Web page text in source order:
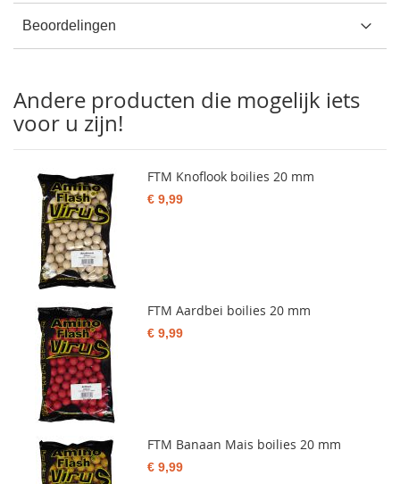
Beoordelingen
Andere producten die mogelijk iets
voor u zijn!
FTM Knoflook boilies 20 mm
€ 9,99
FTM Aardbei boilies 20 mm
€ 9,99
FTM Banaan Mais boilies 20 mm
€ 9,99